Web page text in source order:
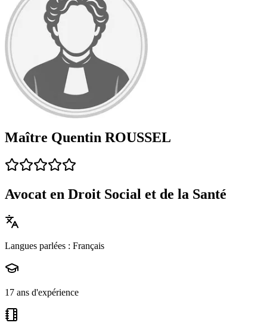
Maître Quentin ROUSSEL
Avocat en Droit Social et de la Santé
Langues parlées : Français
17 ans d'expérience